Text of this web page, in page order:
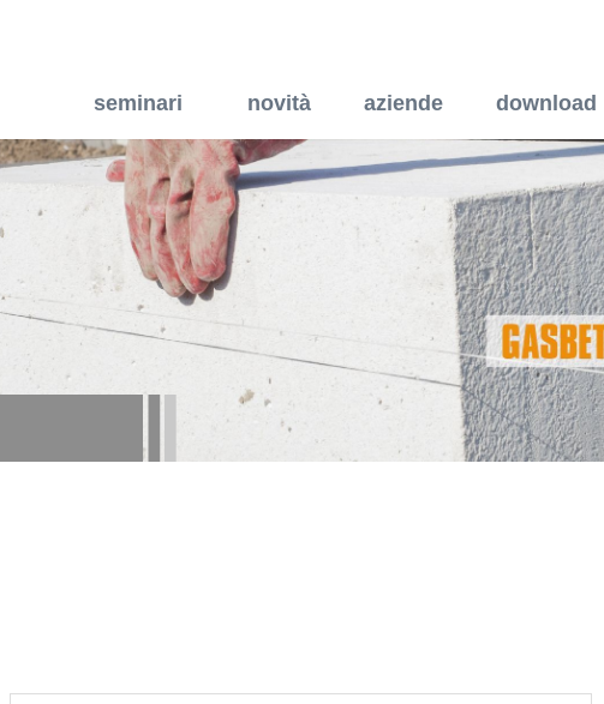
seminari novità aziende download